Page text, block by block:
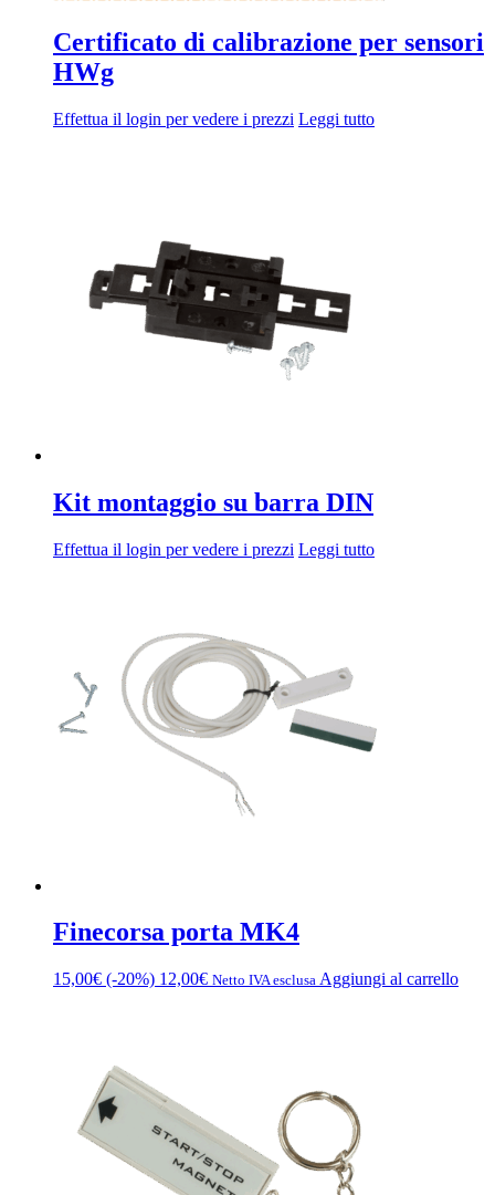
Certificato di calibrazione per sensori
HWg
Effettua il login per vedere i prezzi Leggi tutto
Kit montaggio su barra DIN
Effettua il login per vedere i prezzi Leggi tutto
Finecorsa porta MK4
15,00€ (-20%) 12,00€ Netto IVA esclusa Aggiungi al carrello